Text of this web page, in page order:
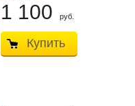
1 100 руб.
Купить